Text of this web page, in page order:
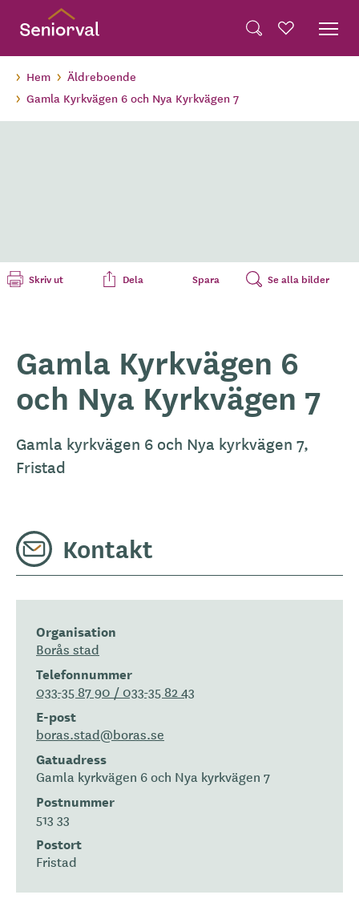
Hem
Äldreboende
Gamla Kyrkvägen 6 och Nya Kyrkvägen 7
Skriv ut Dela Spara Se alla bilder
Gamla Kyrkvägen 6
och Nya Kyrkvägen 7
Gamla kyrkvägen 6 och Nya kyrkvägen 7,
Fristad
Kontakt
Organisation
Borås stad
Telefonnummer
033-35 87 90 / 033-35 82 43
E-post
boras.stad@boras.se
Gatuadress
Gamla kyrkvägen 6 och Nya kyrkvägen 7
Postnummer
513 33
Postort
Fristad